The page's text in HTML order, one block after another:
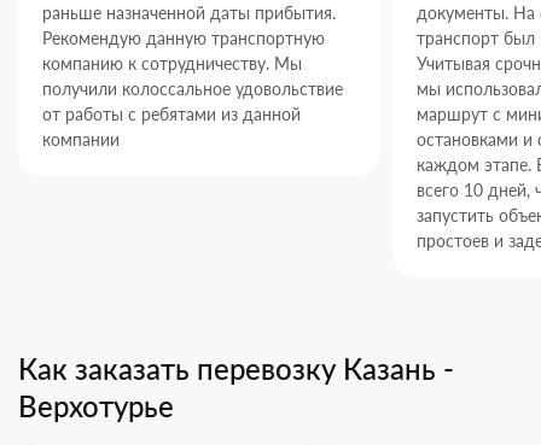
раньше назначенной даты прибытия.
Рекомендую данную транспортную
компанию к сотрудничеству. Мы
получили колоссальное удовольствие
от работы с ребятами из данной
компании
документы. На
транспорт был
Учитывая
мы
маршрут с
остановками и
каждом этапе.
всего 10 дней,
запустить
простоев и
Как заказать перевозку Казань -
Верхотурье